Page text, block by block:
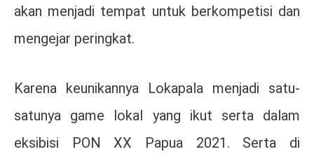
akan menjadi tempat untuk berkompetisi dan
mengejar peringkat.
Karena keunikannya Lokapala menjadi satu-
satunya game lokal yang ikut serta dalam
eksibisi PON XX Papua 2021. Serta di